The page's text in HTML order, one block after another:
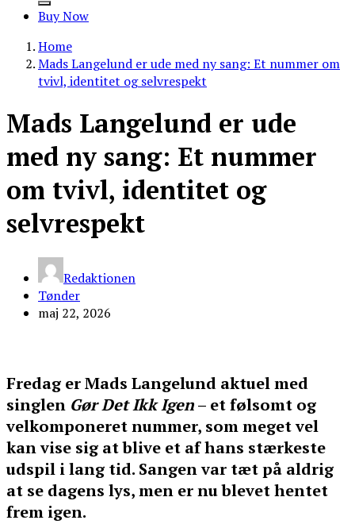
Buy Now
Home
Mads Langelund er ude med ny sang: Et nummer om
tvivl, identitet og selvrespekt
Mads Langelund er ude
med ny sang: Et nummer
om tvivl, identitet og
selvrespekt
Redaktionen
Tønder
maj 22, 2026
Fredag er Mads Langelund aktuel med
singlen Gør Det Ikk Igen– et følsomt og
velkomponeret nummer, som meget vel
kan vise sig at blive et af hans stærkeste
udspil i lang tid. Sangen var tæt på aldrig
at se dagens lys, men er nu blevet hentet
frem igen.